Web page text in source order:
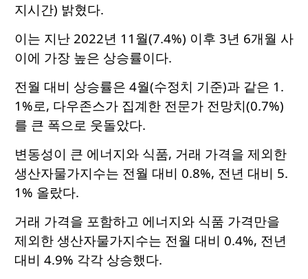
지시간) 밝혔다.
이는 지난 2022년 11월(7.4%) 이후 3년 6개월 사
이에 가장 높은 상승률이다.
전월 대비 상승률은 4월(수정치 기준)과 같은 1.
1%로, 다우존스가 집계한 전문가 전망치(0.7%)
를 큰 폭으로 웃돌았다.
변동성이 큰 에너지와 식품, 거래 가격을 제외한
생산자물가지수는 전월 대비 0.8%, 전년 대비 5.
1% 올랐다.
거래 가격을 포함하고 에너지와 식품 가격만을
제외한 생산자물가지수는 전월 대비 0.4%, 전년
대비 4.9% 각각 상승했다.